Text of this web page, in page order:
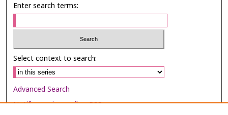
Enter search terms:
Select context to search:
Advanced Search
Notify me via email orRSS